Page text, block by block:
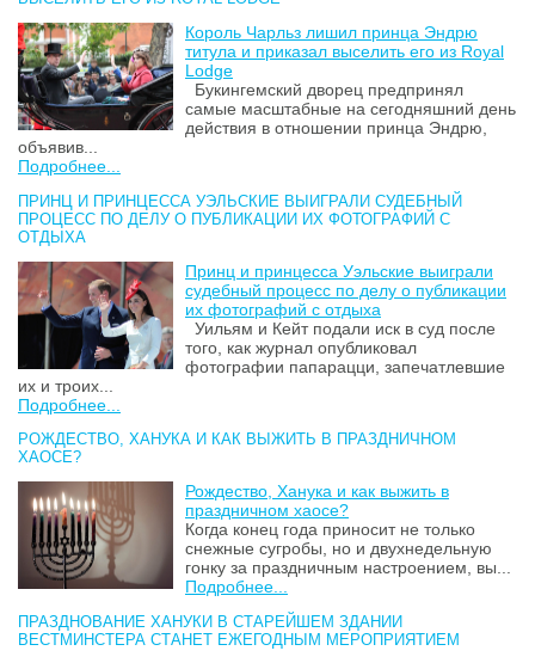
Король Чарльз лишил принца Эндрю
титула и приказал выселить его из Royal
Lodge
Букингемский дворец предпринял
самые масштабные на сегодняшний день
действия в отношении принца Эндрю,
объявив...
Подробнее...
ПРИНЦ И ПРИНЦЕССА УЭЛЬСКИЕ ВЫИГРАЛИ СУДЕБНЫЙ
ПРОЦЕСС ПО ДЕЛУ О ПУБЛИКАЦИИ ИХ ФОТОГРАФИЙ С
ОТДЫХА
Принц и принцесса Уэльские выиграли
судебный процесс по делу о публикации
их фотографий с отдыха
Уильям и Кейт подали иск в суд после
того, как журнал опубликовал
фотографии папарацци, запечатлевшие
их и троих...
Подробнее...
РОЖДЕСТВО, ХАНУКА И КАК ВЫЖИТЬ В ПРАЗДНИЧНОМ
ХАОСЕ?
Рождество, Ханука и как выжить в
праздничном хаосе?
Когда конец года приносит не только
снежные сугробы, но и двухнедельную
гонку за праздничным настроением, вы...
Подробнее...
ПРАЗДНОВАНИЕ ХАНУКИ В СТАРЕЙШЕМ ЗДАНИИ
ВЕСТМИНСТЕРА СТАНЕТ ЕЖЕГОДНЫМ МЕРОПРИЯТИЕМ